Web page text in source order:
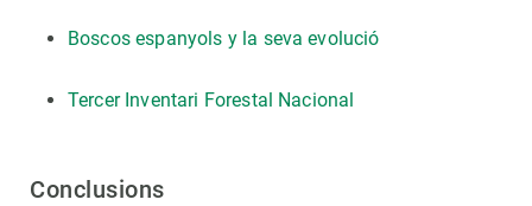
Boscos espanyols y la seva evolució
Tercer Inventari Forestal Nacional
Conclusions